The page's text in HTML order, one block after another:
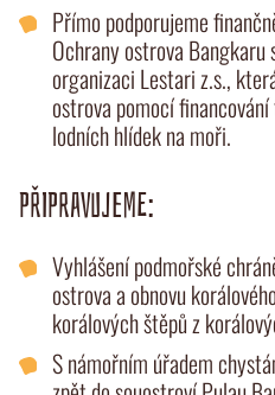
Přímo podporujeme
Ochrany ostrova Bangkaru
organizaci Lestari z.s.,
ostrova pomocí
lodních hlídek na moři.
PŘIPRAVUJEME:
Vyhlášení podmořské
ostrova a obnovu
korálových štěpů z
S námořním úřadem